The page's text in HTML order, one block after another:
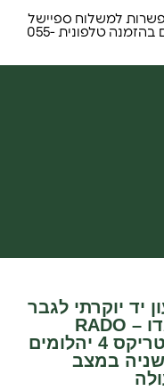
למשלוח ספיישל
מהיום להיום / מחר - בתוספת תשלום בהזמנה טלפונית 055-
יד יוקרתי לגבר
ראדו – RADO
סנטריקס 4 יהלומים
שניה במצב